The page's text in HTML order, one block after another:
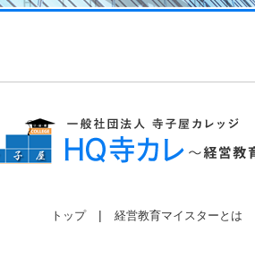
トップ 経営教育マイスターとは